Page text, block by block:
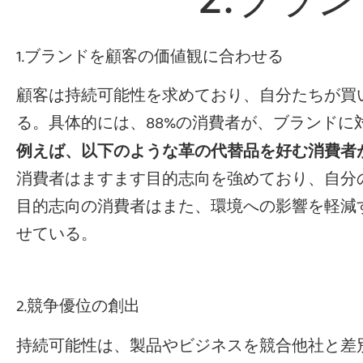
1.ブランドを顧客の価値観に合わせる
顧客は持続可能性を求めており、自分たちが
る。具体的には、88%の消費者が、ブランド
例えば、以下のような革の代替品を好む消費
消費者はますます目的志向を強めており、自
目的志向の消費者はまた、環境への影響を軽
せている。
2.競争優位の創出
持続可能性は、製品やビジネスを競合他社と